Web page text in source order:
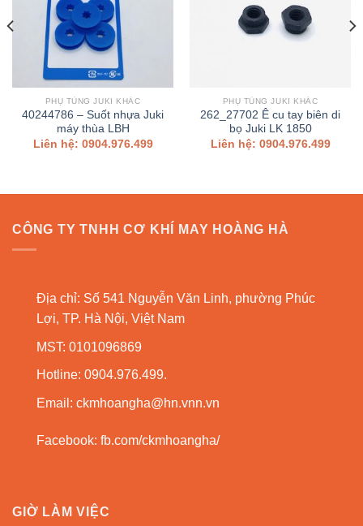
PHỤ TÙNG JUKI KHÁC
40244786 – Suốt nhựa Juki
máy thùa LBH
Liên hệ: 0904.976.499
PHỤ TÙNG JUKI KHÁC
262_27702 Ê cu tay biên di
bọ Juki LK 1850
Liên hệ: 0904.976.499
CÔNG TY TNHH CƠ KHÍ MAY HOÀNG HÀ
Địa chỉ: Số 541 Nguyễn Văn Linh, phường Phúc
Lợi, TP. Hà Nội, Việt Nam
MST: 0101096869
Hotline: 0904.976.499.
Email: ckmhoangha@hn.vnn.vn
Facebook: fb.com/ckmhoangha/
GIỜ LÀM VIỆC